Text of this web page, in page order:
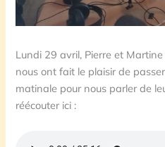
Lundi 29 avril, Pierre et
nous ont fait le plaisir de
matinale pour nous parler de
réécouter ici :